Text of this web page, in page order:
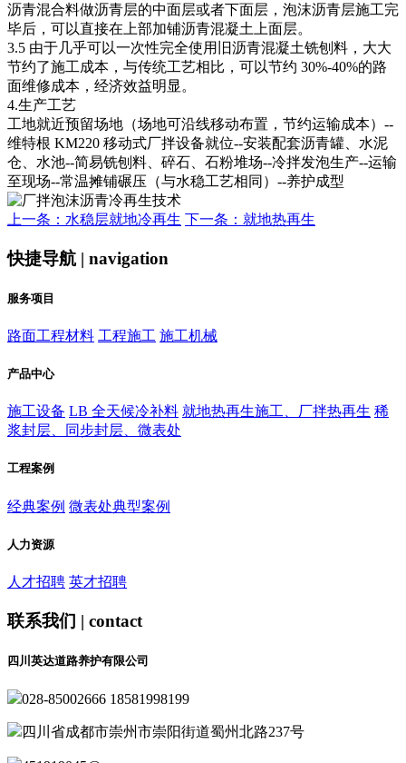
沥青混合料做沥青层的中面层或者下面层，泡沫沥青层施工完
毕后，可以直接在上部加铺沥青混凝土上面层。
3.5 由于几乎可以一次性完全使用旧沥青混凝土铣刨料，大大
节约了施工成本，与传统工艺相比，可以节约 30%-40%的路
面维修成本，经济效益明显。
4.生产工艺
工地就近预留场地（场地可沿线移动布置，节约运输成本）--
维特根 KM220 移动式厂拌设备就位--安装配套沥青罐、水泥
仓、水池--简易铣刨料、碎石、石粉堆场--冷拌发泡生产--运输
至现场--常温摊铺碾压（与水稳工艺相同）--养护成型
上一条：水稳层就地冷再生 下一条：就地热再生
快捷导航 | navigation
服务项目
路面工程材料 工程施工 施工机械
产品中心
施工设备 LB 全天候冷补料 就地热再生施工、厂拌热再生 稀
浆封层、同步封层、微表处
工程案例
经典案例 微表处典型案例
人力资源
人才招聘 英才招聘
联系我们 | contact
四川英达道路养护有限公司
028-85002666 18581998199
四川省成都市崇州市崇阳街道蜀州北路237号